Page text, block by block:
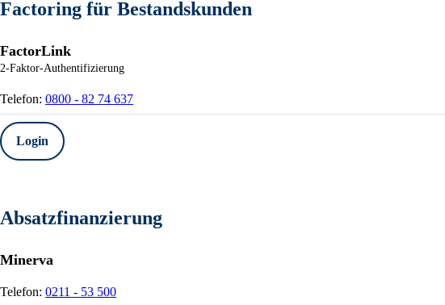
Factoring für Bestandskunden
FactorLink
2-Faktor-Authentifizierung
Telefon: 0800 - 82 74 637
Login FactorLink
Absatzfinanzierung
Minerva
Telefon: 0211 - 53 500